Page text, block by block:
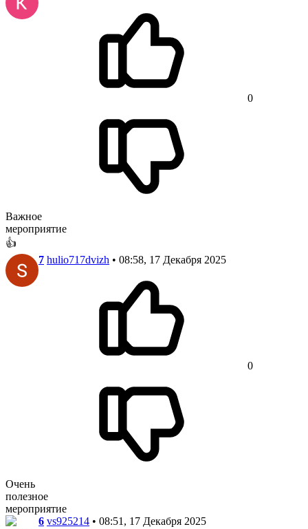
0
Важное
мероприятие
👍
7 hulio717dvizh • 08:58, 17 Декабря 2025
0
Очень
полезное
мероприятие
6 vs925214 • 08:51, 17 Декабря 2025